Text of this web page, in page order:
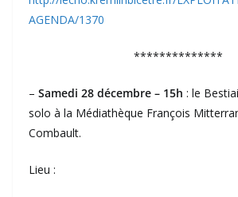
AGENDA/1370
**************
– Samedi 28 décembre – 15h : le
solo à la Médiathèque François
Combault.
Lieu :